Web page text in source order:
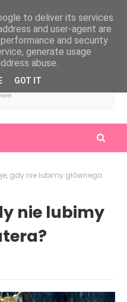
gdy nie lubimy głównego
nie lubimy
to deliver its services
and user-agent are
and security
generate usage
abuse.
GOT IT